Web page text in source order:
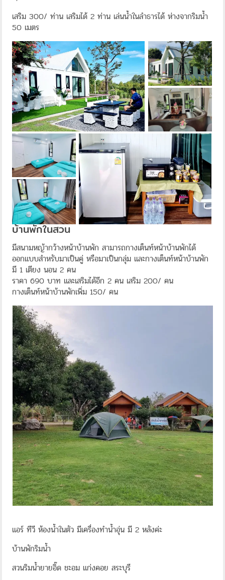
เสริม 300/ ท่าน เสริมได้ 2 ท่าน เล่นน้ำในลำธารได้ ห่างจากริมน้ำ
50 เมตร
บ้านพักในสวน
มีสนามหญ้ากว้างหน้าบ้านพัก สามารถกางเต็นท์หน้าบ้านพักได้
ออกแบบสำหรับมาเป็นคู่ หรือมาเป็นกลุ่ม และกางเต็นท์หน้าบ้านพัก
มี 1 เตียง นอน 2 คน
ราคา 690 บาท และเสริมได้อีก 2 คน เสริม 200/ คน
กางเต็นท์หน้าบ้านพักเพิ่ม 150/ คน
แอร์ ทีวี ห้องน้ำในตัว มีเครื่องทำน้ำอุ่น มี 2 หลังค่ะ
บ้านพักริมน้ำ
สวนริมน้ำยายอิ๊ด ชะอม แก่งคอย สระบุรี